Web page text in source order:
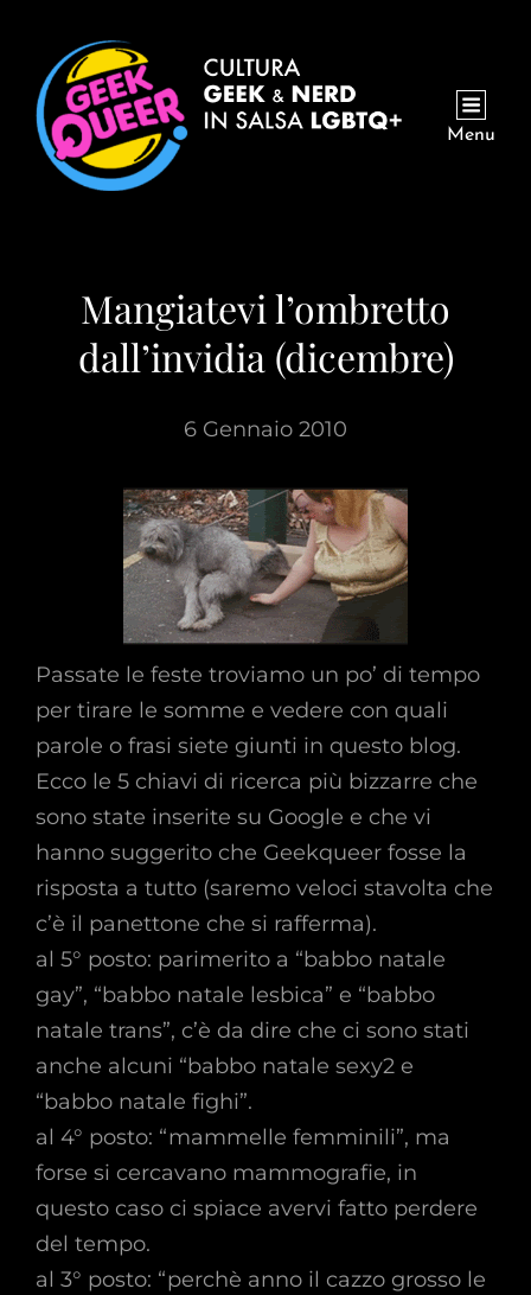
Menu
Mangiatevi l’ombretto
dall’invidia (dicembre)
6 Gennaio 2010
Passate le feste troviamo un po’ di tempo
per tirare le somme e vedere con quali
parole o frasi siete giunti in questo blog.
Ecco le 5 chiavi di ricerca più bizzarre che
sono state inserite su Google e che vi
hanno suggerito che Geekqueer fosse la
risposta a tutto (saremo veloci stavolta che
c’è il panettone che si rafferma).
al 5° posto: parimerito a “babbo natale
gay”, “babbo natale lesbica” e “babbo
natale trans”, c’è da dire che ci sono stati
anche alcuni “babbo natale sexy2 e
“babbo natale fighi”.
al 4° posto: “mammelle femminili”, ma
forse si cercavano mammografie, in
questo caso ci spiace avervi fatto perdere
del tempo.
al 3° posto: “perchè anno il cazzo grosso le